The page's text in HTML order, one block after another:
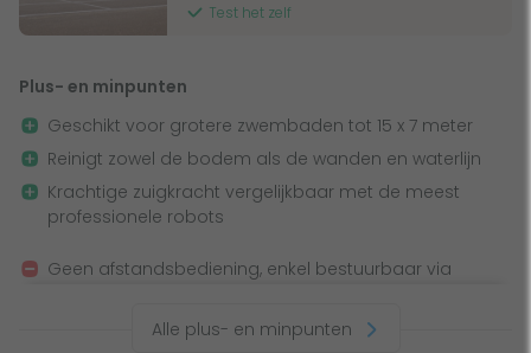
ideaal maakt voor regelmatig gebruik. Daarnaast wordt
transportkarretje, wat het gebruik nóg comfortabeler
maakt!
Absolute topkwaliteit en reinigingsprestaties
De Dolphin SF60 onderscheidt zich in zijn prijsklasse met
topbouwkwaliteit, swivel-technologie (om
middenborstel, ideaal voor elk bouwkundig zwembad. Dit
Test het zelf
Plus- en minpunten
Geschikt voor grotere zwembaden tot 15 x 7 meter
Reinigt zowel de bodem als de wanden en waterlijn
Krachtige zuigkracht vergelijkbaar met de meest
professionele robots
Geen afstandsbediening, enkel bestuurbaar via
Slaat ingebouwde trappen en plages doorgaans over
Alle plus- en minpunten